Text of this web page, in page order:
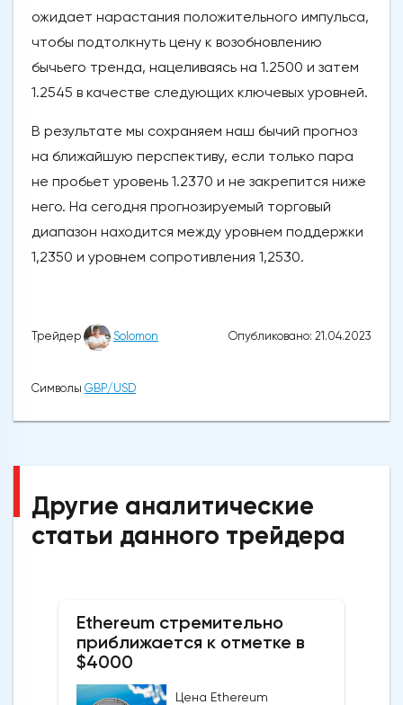
ожидает нарастания положительного импульса,
чтобы подтолкнуть цену к возобновлению
бычьего тренда, нацеливаясь на 1.2500 и затем
1.2545 в качестве следующих ключевых уровней.
В результате мы сохраняем наш бычий прогноз
на ближайшую перспективу, если только пара
не пробьет уровень 1.2370 и не закрепится ниже
него. На сегодня прогнозируемый торговый
диапазон находится между уровнем поддержки
1,2350 и уровнем сопротивления 1,2530.
Трейдер Solomon Опубликовано: 21.04.2023
Символы GBP/USD
Другие аналитические
статьи данного трейдера
Ethereum стремительно
приближается к отметке в
$4000
Цена Ethereum